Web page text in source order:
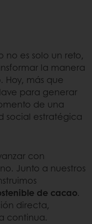
no es solo un reto,
la manera
Hoy, más que
para generar
de una
social estratégica
con
Junto a nuestros
de cacao.
directa,
continua.